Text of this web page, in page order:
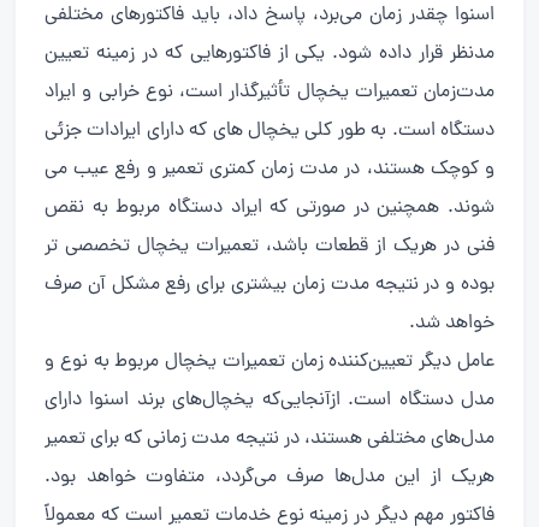
اسنوا چقدر زمان می‌برد، پاسخ داد، باید فاکتورهای مختلفی
مدنظر قرار داده شود. یکی از فاکتورهایی که در زمینه تعیین
مدت‌زمان تعمیرات یخچال تأثیرگذار است، نوع خرابی و ایراد
دستگاه است. به طور کلی یخچال های که دارای ایرادات جزئی
و کوچک هستند، در مدت زمان کمتری تعمیر و رفع عیب می
شوند. همچنین در صورتی که ایراد دستگاه مربوط به نقص
فنی در هریک از قطعات باشد، تعمیرات یخچال تخصصی تر
بوده و در نتیجه مدت زمان بیشتری برای رفع مشکل آن صرف
خواهد شد.
عامل دیگر تعیین‌کننده زمان تعمیرات یخچال مربوط به نوع و
مدل دستگاه است. ازآنجایی‌که یخچال‌های برند اسنوا دارای
مدل‌های مختلفی هستند، در نتیجه مدت زمانی که برای تعمیر
هریک از این مدل‌ها صرف می‌گردد، متفاوت خواهد بود.
فاکتور مهم دیگر در زمینه نوع خدمات تعمیر است که معمولاً